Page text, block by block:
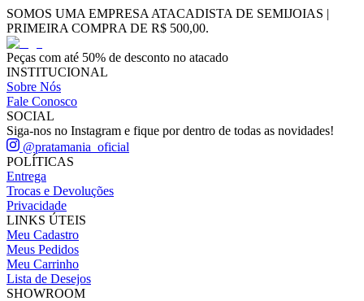
SOMOS UMA EMPRESA ATACADISTA DE SEMIJOIAS |
PRIMEIRA COMPRA DE R$ 500,00.
Peças com até 50% de desconto no atacado
INSTITUCIONAL
Sobre Nós
Fale Conosco
SOCIAL
Siga-nos no Instagram e fique por dentro de todas as novidades!
@pratamania_oficial
POLÍTICAS
Entrega
Trocas e Devoluções
Privacidade
LINKS ÚTEIS
Meu Cadastro
Meus Pedidos
Meu Carrinho
Lista de Desejos
SHOWROOM